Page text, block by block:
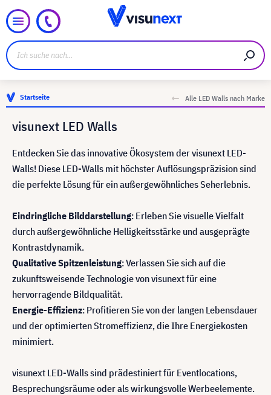
Startseite Alle LED Walls nach Marke
visunext LED Walls
Entdecken Sie das innovative Ökosystem der visunext LED-
Walls! Diese LED-Walls mit höchster Auflösungspräzision sind
die perfekte Lösung für ein außergewöhnliches Seherlebnis.
Eindringliche Bilddarstellung: Erleben Sie visuelle Vielfalt
durch außergewöhnliche Helligkeitsstärke und ausgeprägte
Kontrastdynamik.
Qualitative Spitzenleistung: Verlassen Sie sich auf die
zukunftsweisende Technologie von visunext für eine
hervorragende Bildqualität.
Energie-Effizienz: Profitieren Sie von der langen Lebensdauer
und der optimierten Stromeffizienz, die Ihre Energiekosten
minimiert.
visunext LED-Walls sind prädestiniert für Eventlocations,
Besprechungsräume oder als wirkungsvolle Werbeelemente.